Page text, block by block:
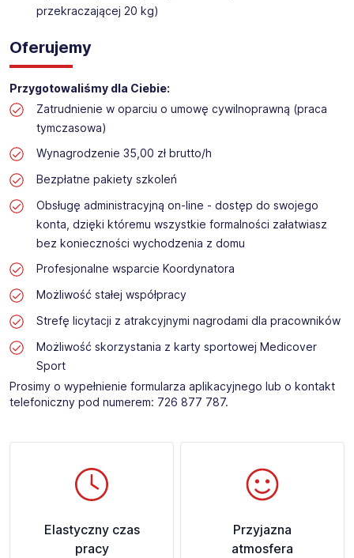
przekraczającej 20 kg)
Oferujemy
Przygotowaliśmy dla Ciebie:
Zatrudnienie w oparciu o umowę cywilnoprawną (praca
tymczasowa)
Wynagrodzenie 35,00 zł brutto/h
Bezpłatne pakiety szkoleń
Obsługę administracyjną on-line - dostęp do swojego
konta, dzięki któremu wszystkie formalności załatwiasz
bez konieczności wychodzenia z domu
Profesjonalne wsparcie Koordynatora
Możliwość stałej współpracy
Strefę licytacji z atrakcyjnymi nagrodami dla pracowników
Możliwość skorzystania z karty sportowej Medicover
Sport
Prosimy o wypełnienie formularza aplikacyjnego lub o kontakt
telefoniczny pod numerem: 726 877 787.​
Elastyczny czas
pracy
Przyjazna
atmosfera